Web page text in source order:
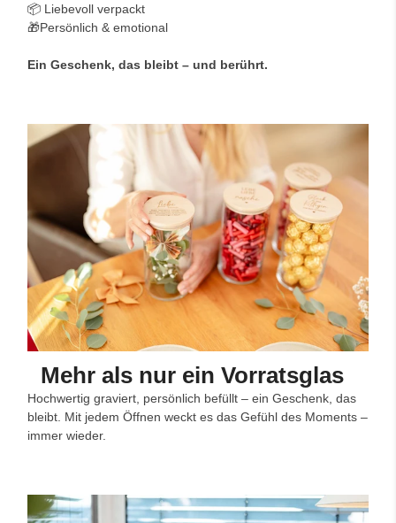
📦 Liebevoll verpackt
🎁Persönlich & emotional
Ein Geschenk, das bleibt – und berührt.
Mehr als nur ein Vorratsglas
Hochwertig graviert, persönlich befüllt – ein Geschenk, das
bleibt. Mit jedem Öffnen weckt es das Gefühl des Moments –
immer wieder.